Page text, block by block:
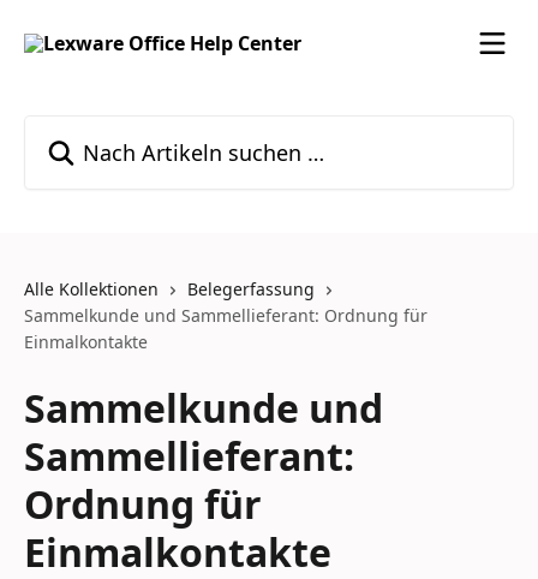
Alle Kollektionen
Belegerfassung
Sammelkunde und Sammellieferant: Ordnung für
Einmalkontakte
Sammelkunde und
Sammellieferant:
Ordnung für
Einmalkontakte